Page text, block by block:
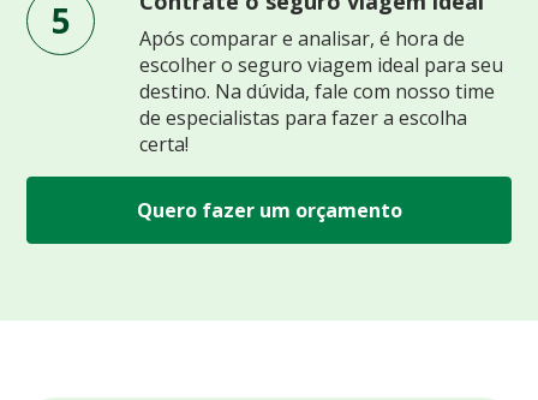
5
Após comparar e analisar, é hora de
escolher o seguro viagem ideal para seu
destino. Na dúvida, fale com nosso time
de especialistas para fazer a escolha
certa!
Quero fazer um orçamento